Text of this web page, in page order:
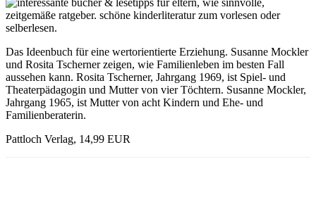
Das Ideenbuch für eine wertorientierte Erziehung. Susanne Mockler
und Rosita Tscherner zeigen, wie Familienleben im besten Fall
aussehen kann. Rosita Tscherner, Jahrgang 1969, ist Spiel- und
Theaterpädagogin und Mutter von vier Töchtern. Susanne Mockler,
Jahrgang 1965, ist Mutter von acht Kindern und Ehe- und
Familienberaterin.
Pattloch Verlag, 14,99 EUR